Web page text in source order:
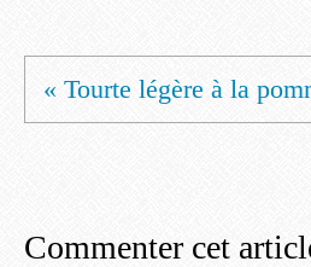
« Tourte légère à la
Commenter cet